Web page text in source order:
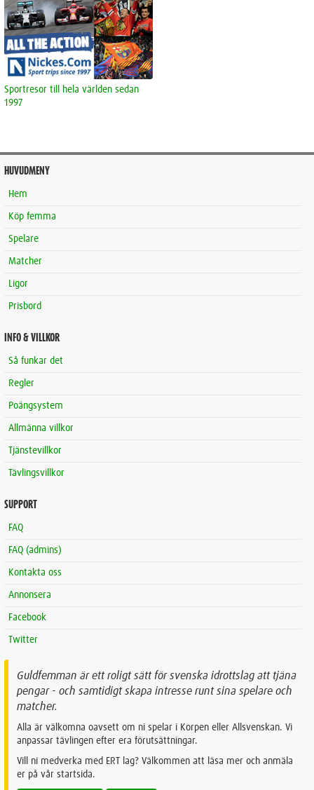
Sportresor till hela världen sedan
1997
HUVUDMENY
Hem
Köp femma
Spelare
Matcher
Ligor
Prisbord
INFO & VILLKOR
Så funkar det
Regler
Poängsystem
Allmänna villkor
Tjänstevillkor
Tävlingsvillkor
SUPPORT
FAQ
FAQ (admins)
Kontakta oss
Annonsera
Facebook
Twitter
Guldfemman är ett roligt sätt för svenska idrottslag att tjäna
pengar - och samtidigt skapa intresse runt sina spelare och
matcher.
Alla är välkomna oavsett om ni spelar i Korpen eller Allsvenskan. Vi
anpassar tävlingen efter era förutsättningar.
Vill ni medverka med ERT lag? Välkommen att läsa mer och anmäla
er på vår startsida.